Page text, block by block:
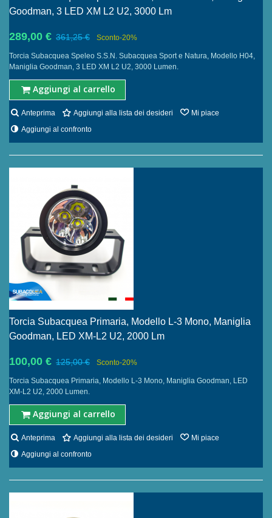
Goodman, 3 LED XM L2 U2, 3000 Lm
289,00 € 361,25 € Sconto-20%
Torcia Subacquea Speleo S.S.N. Subacquea Sport e Natura, Modello H04,
Maniglia Goodman, 3 LED XM L2 U2, 3000 Lumen.
Aggiungi al carrello
Anteprima Aggiungi alla lista dei desideri
Mi piace
Aggiungi al confronto
Torcia Subacquea Primaria, Modello L-3 Mono, Maniglia
Goodman, LED XM-L2 U2, 2000 Lm
100,00 € 125,00 € Sconto-20%
Torcia Subacquea Primaria, Modello L-3 Mono, Maniglia Goodman, LED
XM-L2 U2, 2000 Lumen.
Aggiungi al carrello
Anteprima Aggiungi alla lista dei desideri
Mi piace
Aggiungi al confronto